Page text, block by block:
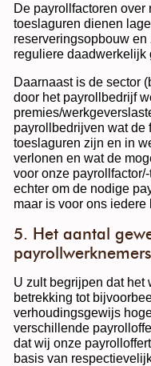
De payrollfactoren over
toeslaguren dienen
reserveringsopbouw
reguliere daadwerkelijk
Daarnaast is de sector
door het payrollbedrijf
premies/
payrollbedrijven wat de
toeslaguren zijn en in
verlonen en wat de
voor onze
echter om de nodige
maar is voor ons
5. Het aantal
payrollwerknemers
U zult begrijpen dat het
betrekking tot
verhoudingsgewijs
verschillende
dat wij onze
basis van